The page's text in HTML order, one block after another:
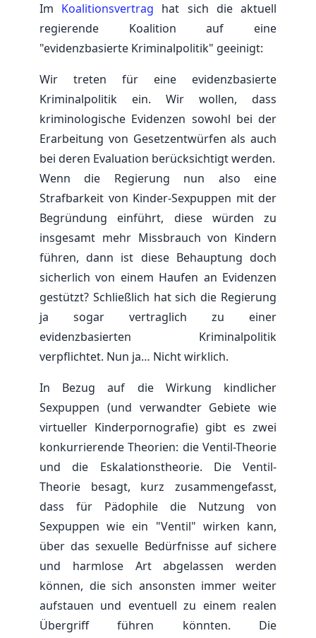
Im Koalitionsvertrag hat sich die aktuell
regierende Koalition auf eine
"evidenzbasierte Kriminalpolitik" geeinigt:
Wir treten für eine evidenzbasierte
Kriminalpolitik ein. Wir wollen, dass
kriminologische Evidenzen sowohl bei der
Erarbeitung von Gesetzentwürfen als auch
bei deren Evaluation berücksichtigt werden.
Wenn die Regierung nun also eine
Strafbarkeit von Kinder-Sexpuppen mit der
Begründung einführt, diese würden zu
insgesamt mehr Missbrauch von Kindern
führen, dann ist diese Behauptung doch
sicherlich von einem Haufen an Evidenzen
gestützt? Schließlich hat sich die Regierung
ja sogar vertraglich zu einer
evidenzbasierten Kriminalpolitik
verpflichtet. Nun ja… Nicht wirklich.
In Bezug auf die Wirkung kindlicher
Sexpuppen (und verwandter Gebiete wie
virtueller Kinderpornografie) gibt es zwei
konkurrierende Theorien: die Ventil-Theorie
und die Eskalationstheorie. Die Ventil-
Theorie besagt, kurz zusammengefasst,
dass für Pädophile die Nutzung von
Sexpuppen wie ein "Ventil" wirken kann,
über das sexuelle Bedürfnisse auf sichere
und harmlose Art abgelassen werden
können, die sich ansonsten immer weiter
aufstauen und eventuell zu einem realen
Übergriff führen könnten. Die